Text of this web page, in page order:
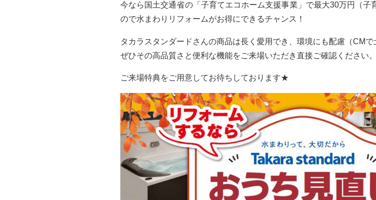
今なら国土交通省の「子育てエコホーム支援事業」で最大30万円（
ので水まわりリフォームがお得にできるチャンス！
タカラスタンダードさんの商品は長く愛用でき、環境にも配慮（CMで
ぜひその高品質さと便利な機能をご来場いただき直接ご確認ください。
ご来場特典をご用意してお待ちしております★